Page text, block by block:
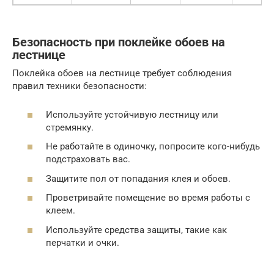
Безопасность при поклейке обоев на
лестнице
Поклейка обоев на лестнице требует соблюдения
правил техники безопасности:
Используйте устойчивую лестницу или
стремянку.
Не работайте в одиночку, попросите кого-нибудь
подстраховать вас.
Защитите пол от попадания клея и обоев.
Проветривайте помещение во время работы с
клеем.
Используйте средства защиты, такие как
перчатки и очки.